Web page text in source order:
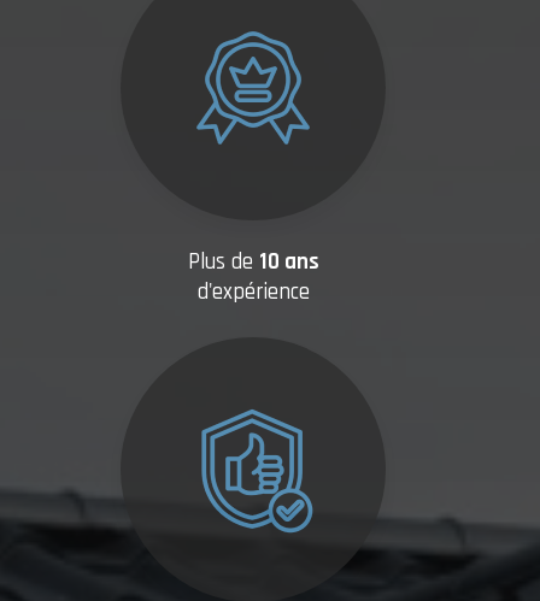
Plus de 10 ans
d'expérience